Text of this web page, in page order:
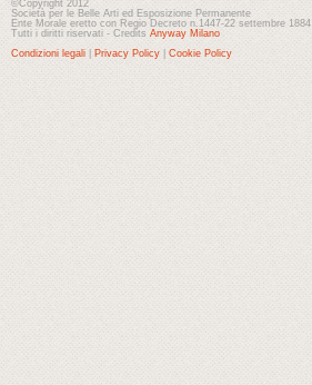
©Copyright 2012
Società per le Belle Arti ed Esposizione Permanente
Ente Morale eretto con Regio Decreto n.1447-22 settembre 1884
Tutti i diritti riservati - Credits Anyway Milano
Condizioni legali
Privacy Policy Cookie Policy